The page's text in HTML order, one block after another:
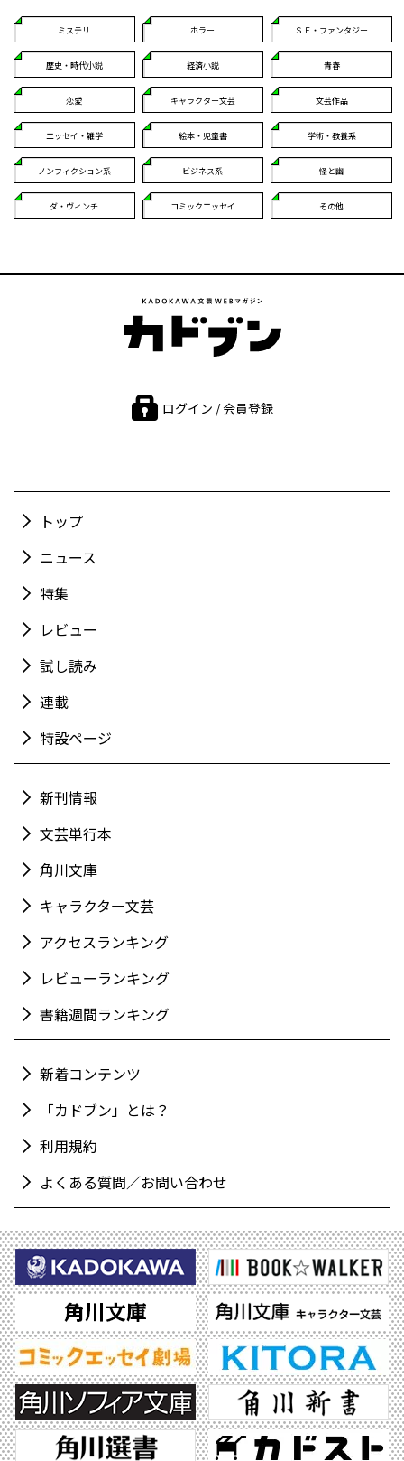
ミステリ ホラー ＳＦ・ファンタジー
歴史・時代小説 経済小説 青春
恋愛 キャラクター文芸 文芸作品
エッセイ・雑学 絵本・児童書 学術・教養系
ノンフィクション系 ビジネス系 怪と幽
ダ・ヴィンチ コミックエッセイ その他
ログイン / 会員登録
トップ
ニュース
特集
レビュー
試し読み
連載
特設ページ
新刊情報
文芸単行本
角川文庫
キャラクター文芸
アクセスランキング
レビューランキング
書籍週間ランキング
新着コンテンツ
「カドブン」とは？
利用規約
よくある質問／お問い合わせ